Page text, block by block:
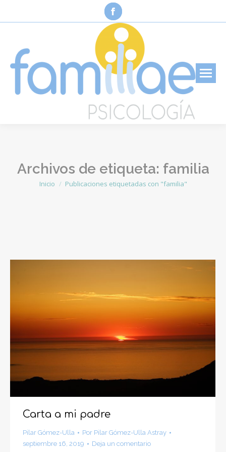
Facebook
page
opens
in
new
Archivos de etiqueta: familia
Estás aquí:
Inicio Publicaciones etiquetadas con "familia"
Carta a mi padre
Pilar Gómez-Ulla Por Pilar Gómez-Ulla Astray
septiembre 16, 2019
Deja un comentario